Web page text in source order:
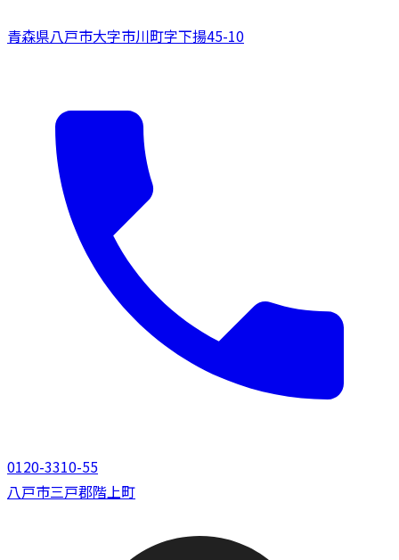
青森県八戸市大字市川町字下揚45-10
0120-3310-55
八戸市三戸郡階上町